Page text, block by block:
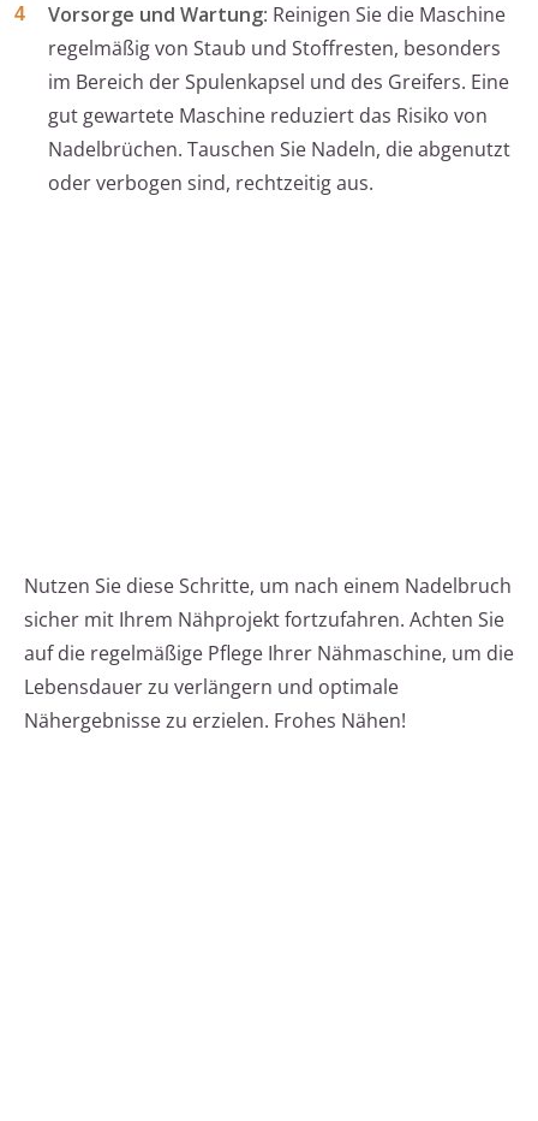
Vorsorge und Wartung: Reinigen Sie die Maschine
regelmäßig von Staub und Stoffresten, besonders
im Bereich der Spulenkapsel und des Greifers. Eine
gut gewartete Maschine reduziert das Risiko von
Nadelbrüchen. Tauschen Sie Nadeln, die abgenutzt
oder verbogen sind, rechtzeitig aus.
Nutzen Sie diese Schritte, um nach einem Nadelbruch
sicher mit Ihrem Nähprojekt fortzufahren. Achten Sie
auf die regelmäßige Pflege Ihrer Nähmaschine, um die
Lebensdauer zu verlängern und optimale
Nähergebnisse zu erzielen. Frohes Nähen!